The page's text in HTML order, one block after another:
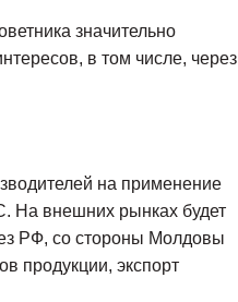
значительно
в том числе, через
на применение
На внешних рынках будет
РФ, со стороны Молдовы
продукции, экспорт